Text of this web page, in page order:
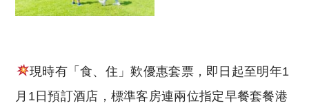
現時有「食、住」歎優惠套票，即日起至明年1
月1日預訂酒店，標準客房連兩位指定早餐套餐港